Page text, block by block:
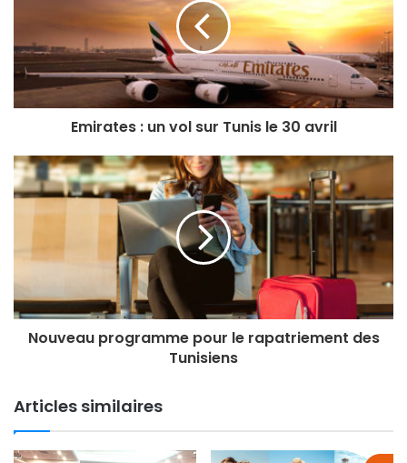
Tags Air france compagnies aériennes coronavirus
COVID 19 emirates lutte contre coronavirus rapatriement
transport aérien tunisair vol de rapatriement
Emirates : un vol sur Tunis le 30 avril
Nouveau programme pour le rapatriement des
Tunisiens
Articles similaires